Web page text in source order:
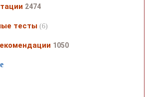
2474
тесты (6)
1050